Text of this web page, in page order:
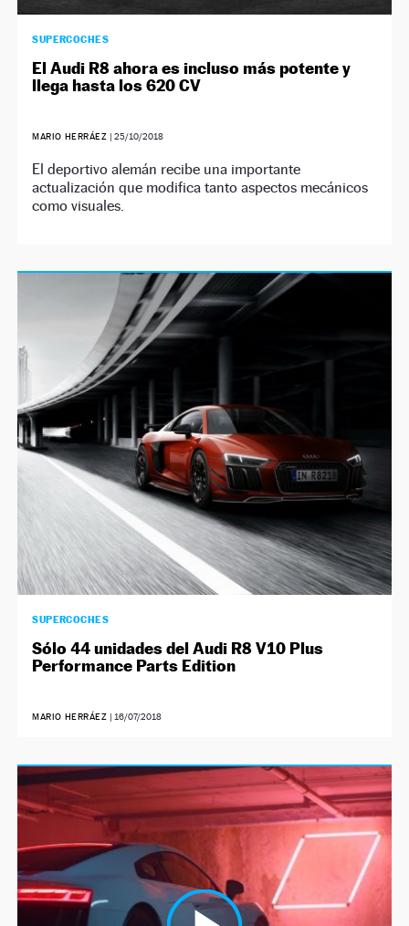
SUPERCOCHES
El Audi R8 ahora es incluso más potente y
llega hasta los 620 CV
MARIO HERRÁEZ | 25/10/2018
El deportivo alemán recibe una importante
actualización que modifica tanto aspectos mecánicos
como visuales.
SUPERCOCHES
Sólo 44 unidades del Audi R8 V10 Plus
Performance Parts Edition
MARIO HERRÁEZ | 16/07/2018